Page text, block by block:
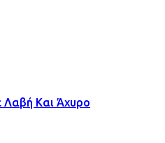
Και Άχυρο